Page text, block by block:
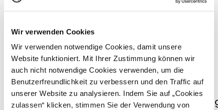
Wir verwenden Cookies
Wir verwenden notwendige Cookies, damit unsere
Website funktioniert. Mit Ihrer Zustimmung können wir
auch nicht notwendige Cookies verwenden, um die
Benutzerfreundlichkeit zu verbessern und den Traffic auf
unserer Website zu analysieren. Indem Sie auf „Cookies
zulassen“ klicken, stimmen Sie der Verwendung von
Klein
Köhler Holz-
und